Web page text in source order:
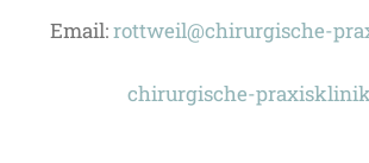
Email:rottweil@chirurgische-
chirurgische-